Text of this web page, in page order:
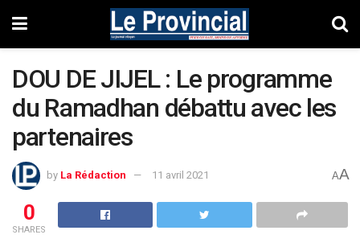
DOU DE JIJEL : Le programme
du Ramadhan débattu avec les
partenaires
by La Rédaction 11 avril 2021 AA
0
SHARES